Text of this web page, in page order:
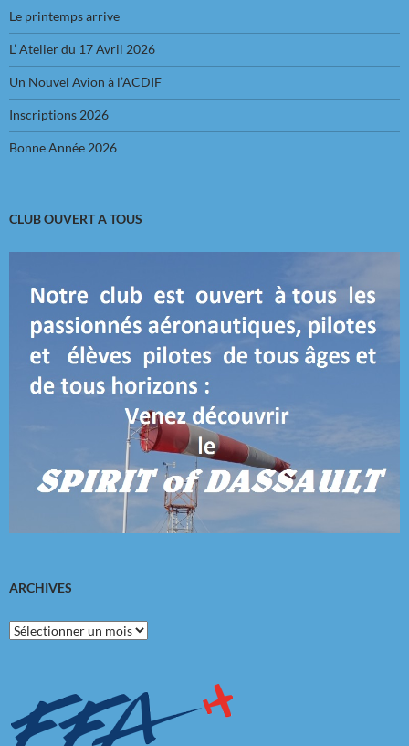
Le printemps arrive
L’ Atelier du 17 Avril 2026
Un Nouvel Avion à l’ACDIF
Inscriptions 2026
Bonne Année 2026
CLUB OUVERT A TOUS
ARCHIVES
Archives